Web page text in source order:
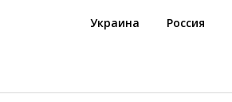
Украина Россия